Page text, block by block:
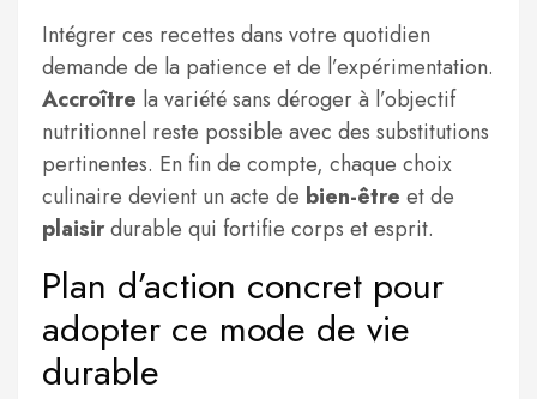
Intégrer ces recettes dans votre quotidien
demande de la patience et de l’expérimentation.
Accroître la variété sans déroger à l’objectif
nutritionnel reste possible avec des substitutions
pertinentes. En fin de compte, chaque choix
culinaire devient un acte de bien-être et de
plaisirdurable qui fortifie corps et esprit.
Plan d’action concret pour
adopter ce mode de vie
durable